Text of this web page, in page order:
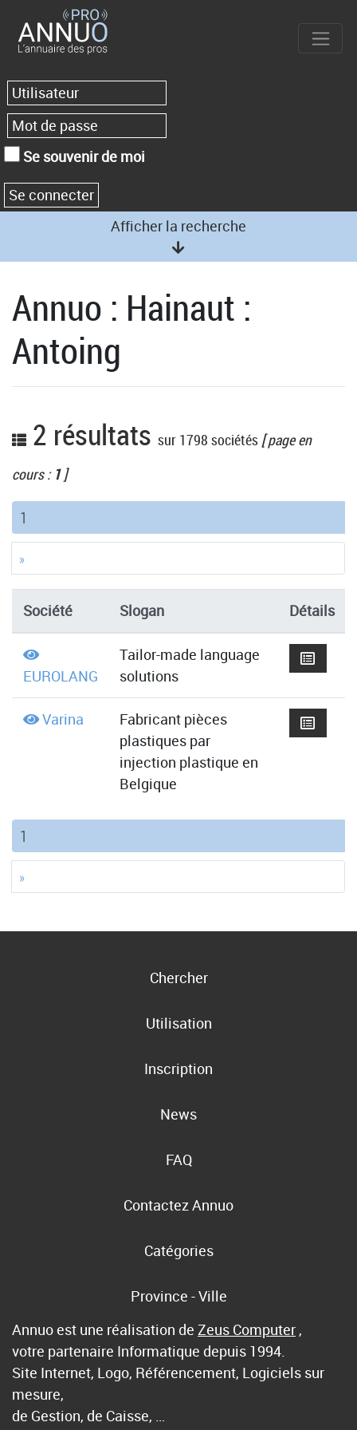
Se souvenir de moi
Afficher la recherche
Annuo : Hainaut :
Antoing
2 résultats sur 1798 sociétés [ page en
cours : 1]
1
»
Société Slogan Détails
EUROLANG
Tailor-made language
solutions
Varina
Fabricant pièces
plastiques par
injection plastique en
Belgique
1
»
Chercher
Utilisation
Inscription
News
FAQ
Contactez Annuo
Catégories
Province - Ville
Annuo est une réalisation de Zeus Computer ,
votre partenaire Informatique depuis 1994.
Site Internet, Logo, Référencement, Logiciels sur
mesure,
de Gestion, de Caisse, …